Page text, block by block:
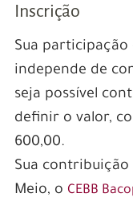
Inscrição
Sua
independe de
seja possível
definir o valor,
600,00.
Sua contribuição
Meio, o CEBB